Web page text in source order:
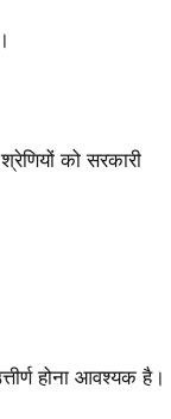
को सरकारी
होना आवश्यक है।